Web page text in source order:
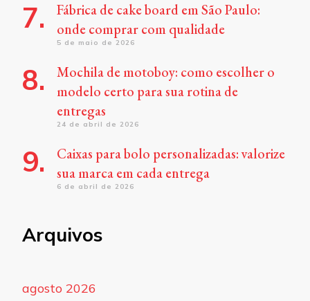
Fábrica de cake board em São Paulo:
onde comprar com qualidade
5 de maio de 2026
Mochila de motoboy: como escolher o
modelo certo para sua rotina de
entregas
24 de abril de 2026
Caixas para bolo personalizadas: valorize
sua marca em cada entrega
6 de abril de 2026
Arquivos
agosto 2026